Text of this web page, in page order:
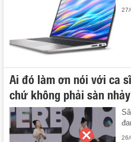
Ai đó làm ơn nói với ca
chứ không phải sàn